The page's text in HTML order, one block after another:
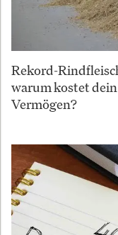
Rekord-
warum kostet
Vermögen?